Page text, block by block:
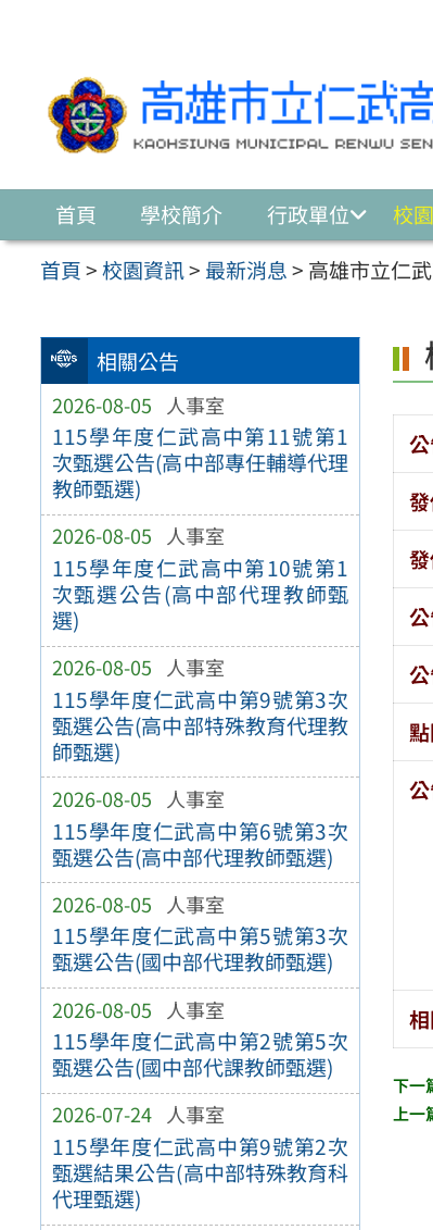
首頁 學校簡介 行政單位 校
首頁>校園資訊> 最新消息> 高雄市立仁
相關公告
2026-08-05 人事室
115學年度仁武高中第11號第1
次甄選公告(高中部專任輔導代理
教師甄選)
2026-08-05 人事室
115學年度仁武高中第10號第1
次甄選公告(高中部代理教師甄
選)
2026-08-05 人事室
115學年度仁武高中第9號第3次
甄選公告(高中部特殊教育代理教
師甄選)
2026-08-05 人事室
115學年度仁武高中第6號第3次
甄選公告(高中部代理教師甄選)
2026-08-05 人事室
115學年度仁武高中第5號第3次
甄選公告(國中部代理教師甄選)
2026-08-05 人事室
115學年度仁武高中第2號第5次
甄選公告(國中部代課教師甄選)
2026-07-24 人事室
115學年度仁武高中第9號第2次
甄選結果公告(高中部特殊教育科
代理甄選)